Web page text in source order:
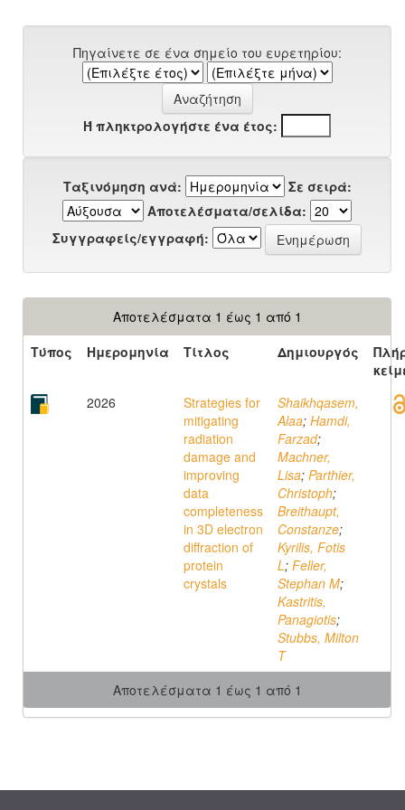
Πηγαίνετε σε ένα σημείο του ευρετηρίου:
Ή πληκτρολογήστε ένα έτος:
Ταξινόμηση ανά:
Σε σειρά:
Αποτελέσματα/σελίδα:
Συγγραφείς/εγγραφή:
Αποτελέσματα 1 έως 1 από 1
Τύπος
Ημερομηνία Τίτλος Δημιουργός
2026
Strategies for
mitigating
radiation
damage and
improving
data
completeness
in 3D electron
diffraction of
protein
crystals
Shaikhqasem,
Alaa; Hamdi,
Farzad;
Machner,
Lisa; Parthier,
Christoph;
Breithaupt,
Constanze;
Kyrilis, Fotis
L; Feller,
Stephan M;
Kastritis,
Panagiotis;
Stubbs, Milton
T
Αποτελέσματα 1 έως 1 από 1